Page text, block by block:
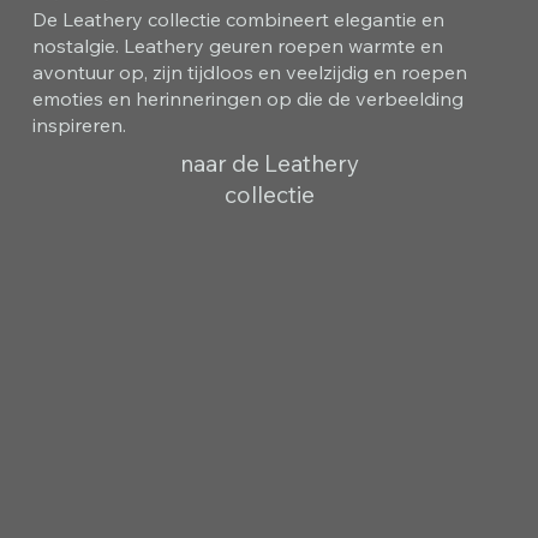
De Leathery collectie combineert elegantie en
nostalgie. Leathery geuren roepen warmte en
avontuur op, zijn tijdloos en veelzijdig en roepen
emoties en herinneringen op die de verbeelding
inspireren.
naar de Leathery
collectie